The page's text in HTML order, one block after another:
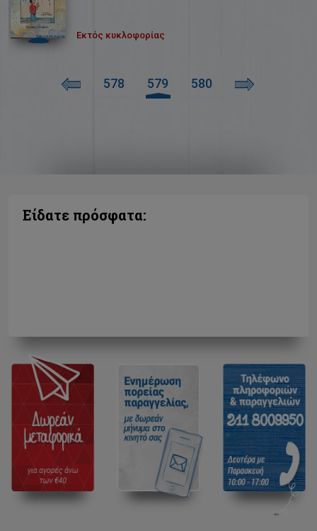
Εκτός κυκλοφορίας
578 579 580
Είδατε πρόσφατα: